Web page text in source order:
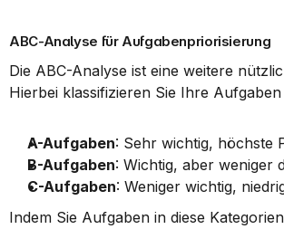
ABC-Analyse für Aufgabenpriorisierung
Die ABC-Analyse ist eine weitere
Hierbei klassifizieren Sie Ihre
A-Aufgaben: Sehr wichtig, höchste
B-Aufgaben: Wichtig, aber weniger
C-Aufgaben: Weniger wichtig,
Indem Sie Aufgaben in diese